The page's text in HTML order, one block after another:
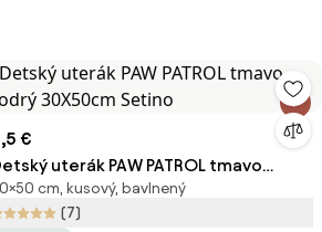
€
uterák PAW PATROL tmavo
30X50cm Setino
cm, kusový, bavlnený
(7)